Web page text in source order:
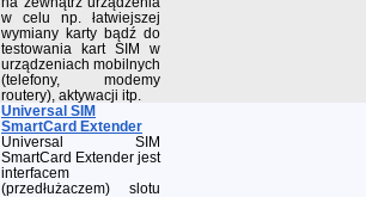
w celu np. łatwiejszej
wymiany karty bądź do
testowania kart SIM w
urządzeniach mobilnych
(telefony, modemy
routery), aktywacji itp.
Universal SIM
SmartCard Extender
Universal SIM
SmartCard Extender jest
interfacem
(przedłużaczem) slotu